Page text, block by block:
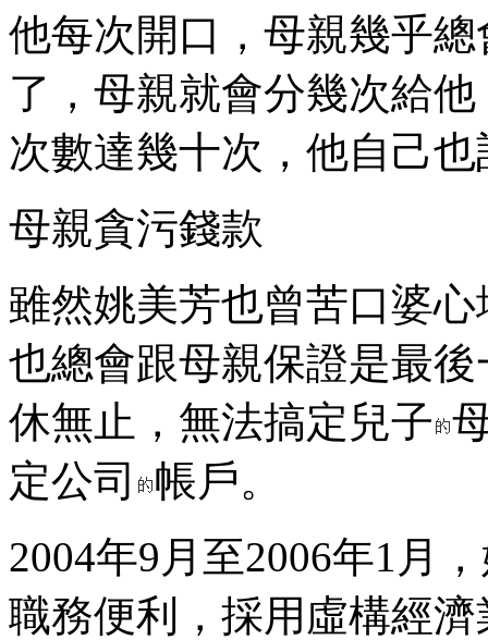
他每次開口，母親幾乎
了，母親就會分幾次給
次數達幾十次，他自己
母親貪污錢款
雖然姚美芳也曾苦口婆
也總會跟母親保證是最
休無止，無法搞定兒子
定公司
帳戶。
2004年9月至2006年1月
職務便利，採用虛構經